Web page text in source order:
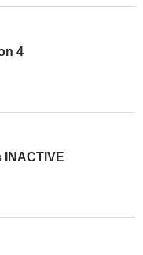
4
INACTIVE